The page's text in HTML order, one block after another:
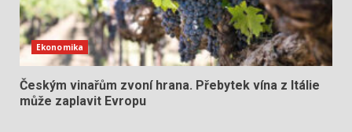
Ekonomika
Českým vinařům zvoní hrana. Přebytek vína z Itálie
může zaplavit Evropu